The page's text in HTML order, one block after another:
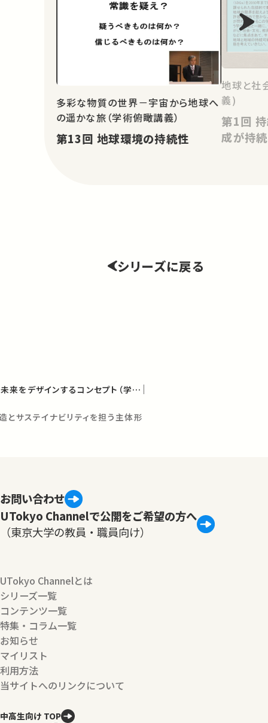
多彩な物質の世界－宇宙から地球へ
の遥かな旅（学術俯瞰講義）
第13回 地球環境の持続性
地球と社
義)
第1回 持続可能な開発目標の達
成が持
シリーズに戻る
サステイナビリティ ― 未来をデザインするコンセプト（学術俯瞰講義）
サステイナビリティを担う主体形
お問い合わせ
UTokyo Channelで公開をご希望の方へ
（東京大学の教員・職員向け）
UTokyo Channelとは
シリーズ一覧
コンテンツ一覧
特集・コラム一覧
お知らせ
マイリスト
利用方法
当サイトへのリンクについて
中高生向け TOP